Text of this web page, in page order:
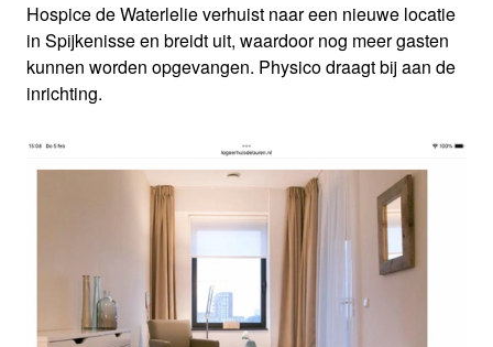
Hospice de Waterlelie verhuist naar een nieuwe locatie
in Spijkenisse en breidt uit, waardoor nog meer gasten
kunnen worden opgevangen. Physico draagt bij aan de
inrichting.